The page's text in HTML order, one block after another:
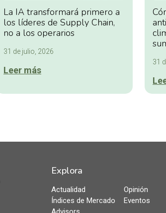
La IA transformará primero a
los líderes de Supply Chain,
no a los operarios
31 de julio, 2026
Leer más
31
Explora
Actualidad
Opinión
Índices de Mercado
Eventos